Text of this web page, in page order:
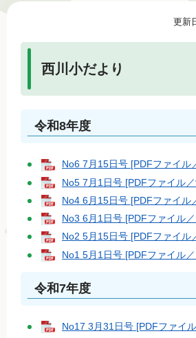
更新
西川小だより
令和8年度
No6 7月15日号 [PDFファイル
No5 7月1日号 [PDFファイル
No4 6月15日号 [PDFファイル
No3 6月1日号 [PDFファイル
No2 5月15日号 [PDFファイル
No1 5月1日号 [PDFファイル
令和7年度
No17 3月31日号 [PDFファイ